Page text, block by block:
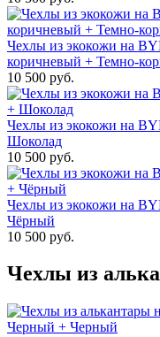
Чехлы из экокожи на
коричневый + Темно-
10 500 руб.
Чехлы из экокожи на
Шоколад
10 500 руб.
Чехлы из экокожи на
Чёрный
10 500 руб.
Чехлы из